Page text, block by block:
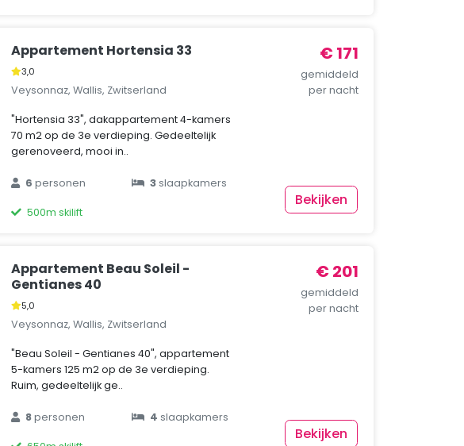
Appartement Hortensia 33
3,0
Veysonnaz, Wallis, Zwitserland
"Hortensia 33", dakappartement 4-kamers
70 m2 op de 3e verdieping. Gedeeltelijk
gerenoveerd, mooi in..
6personen 3slaapkamers
500m skilift
€ 171
gemiddeld
per nacht
Bekijken
Appartement Beau Soleil -
Gentianes 40
5,0
Veysonnaz, Wallis, Zwitserland
"Beau Soleil - Gentianes 40", appartement
5-kamers 125 m2 op de 3e verdieping.
Ruim, gedeeltelijk ge..
8personen 4 slaapkamers
€ 201
gemiddeld
per nacht
Bekijken